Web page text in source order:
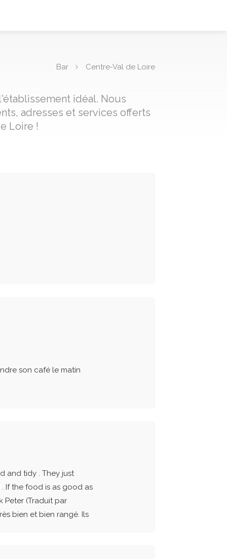
Bar Centre-Val de Loire
idéal. Nous
adresses et services offerts
Loire !
son café le matin
and tidy . They just
If the food is as good as
(Traduit par
bien et bien rangé. Ils